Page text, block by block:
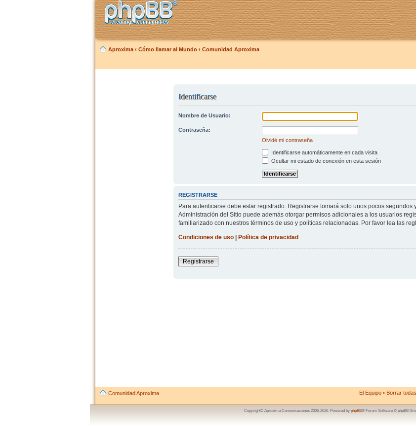
Aproxima ‹ Cómo llamar al Mundo ‹ Comunidad Aproxima
Identificarse
Nombre de Usuario:
Contraseña:
Olvidé mi contraseña
Identificarse automáticamente en cada visita
Ocultar mi estado de conexión en esta sesión
REGISTRARSE
Para autenticarse debe estar registrado. Registrarse tomará solo unos pocos
Administración del Sitio puede además otorgar permisos adicionales a los usuarios
familiarizado con nuestros términos de uso y políticas relacionadas. Por favor lea las
Condiciones de uso| Política de privacidad
Registrarse
Comunidad Aproxima El Equipo • Borrar
Copyright© Aproxima Comunicaciones 2006-2026. Powered by phpBB® Forum Software © phpBB